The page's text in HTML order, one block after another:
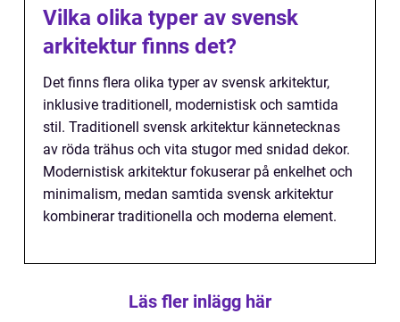
Vilka olika typer av svensk
arkitektur finns det?
Det finns flera olika typer av svensk arkitektur,
inklusive traditionell, modernistisk och samtida
stil. Traditionell svensk arkitektur kännetecknas
av röda trähus och vita stugor med snidad dekor.
Modernistisk arkitektur fokuserar på enkelhet och
minimalism, medan samtida svensk arkitektur
kombinerar traditionella och moderna element.
Läs fler inlägg här